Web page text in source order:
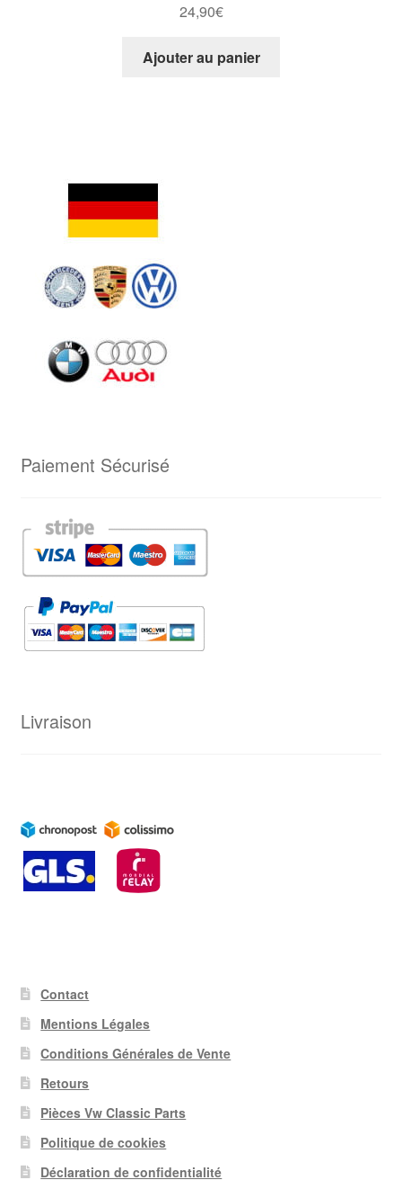
24,90€
Ajouter au panier
Paiement Sécurisé
Livraison
Contact
Mentions Légales
Conditions Générales de Vente
Retours
Pièces Vw Classic Parts
Politique de cookies
Déclaration de confidentialité